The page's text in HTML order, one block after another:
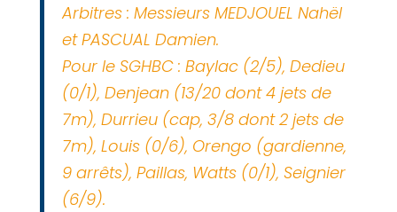
Arbitres : Messieurs MEDJOUEL Nahël
et PASCUAL Damien.
Pour le SGHBC : Baylac (2/5), Dedieu
(0/1), Denjean (13/20 dont 4 jets de
7m), Durrieu (cap, 3/8 dont 2 jets de
7m), Louis (0/6), Orengo (gardienne,
9 arrêts), Paillas, Watts (0/1), Seignier
(6/9).